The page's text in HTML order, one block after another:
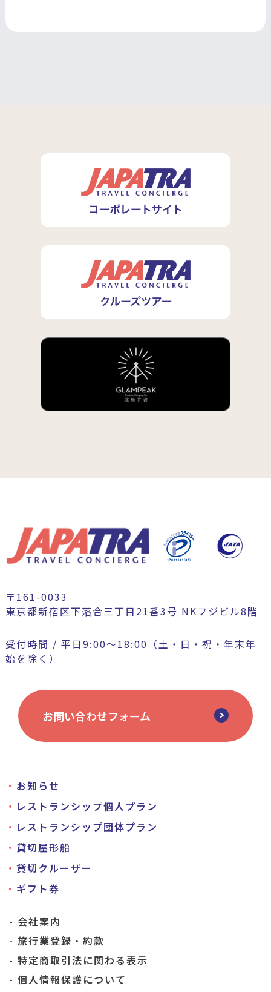
〒161-0033
東京都新宿区下落合三丁目21番3号 NKフジビル8階
受付時間 / 平日9:00〜18:00（土・日・祝・年末年
始を除く）
お問い合わせフォーム
お知らせ
レストランシップ個人プラン
レストランシップ団体プラン
貸切屋形船
貸切クルーザー
ギフト券
会社案内
旅行業登録・約款
特定商取引法に関わる表示
個人情報保護について